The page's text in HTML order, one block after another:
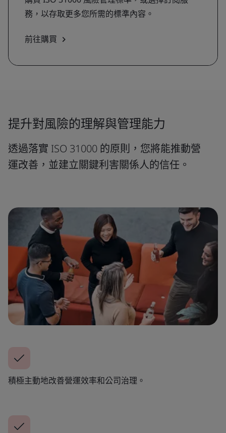
務，以存取更多您所需的標準內容。
前往購買
提升對風險的理解與管理能力
透過落實 ISO 31000 的原則，您將能推動營
運改善，並建立關鍵利害關係人的信任。
積極主動地改善營運效率和公司治理。